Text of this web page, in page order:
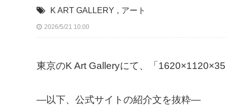
K ART GALLERY , アート
2026/5/21 10:00
東京のK Art Galleryにて、「
—以下、公式サイトの紹介文を抜粋—